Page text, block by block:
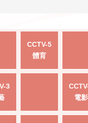
CCTV-5
體育
3
電影